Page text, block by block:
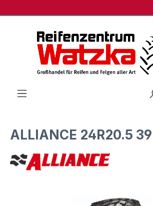
ALLIANCE 24R20.5
Bildergalerie überspringen